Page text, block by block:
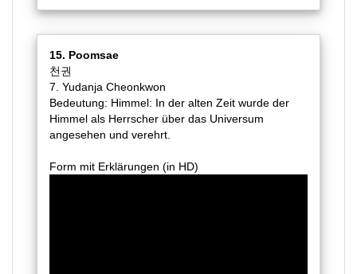
15. Poomsae
천권
7. Yudanja Cheonkwon
Bedeutung: Himmel: In der alten Zeit wurde der
Himmel als Herrscher über das Universum
angesehen und verehrt.
Form mit Erklärungen (in HD)